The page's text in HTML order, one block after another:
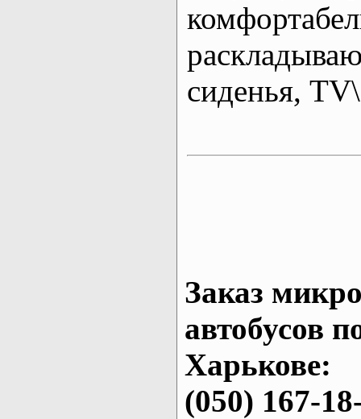
сиденья,
Заказ
автобусов
Харькове:
(050) 167-